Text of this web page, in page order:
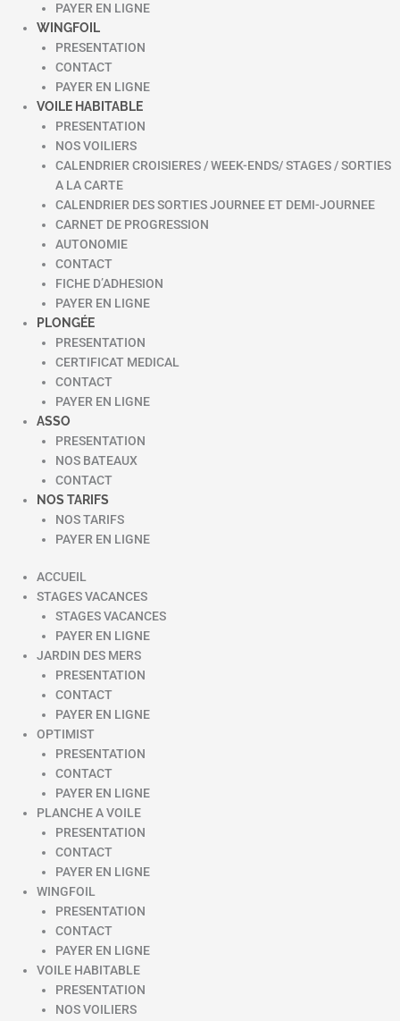
PAYER EN LIGNE
WINGFOIL
PRESENTATION
CONTACT
PAYER EN LIGNE
VOILE HABITABLE
PRESENTATION
NOS VOILIERS
CALENDRIER CROISIERES / WEEK-ENDS/ STAGES / SORTIES
A LA CARTE
CALENDRIER DES SORTIES JOURNEE ET DEMI-JOURNEE
CARNET DE PROGRESSION
AUTONOMIE
CONTACT
FICHE D’ADHESION
PAYER EN LIGNE
PLONGÉE
PRESENTATION
CERTIFICAT MEDICAL
CONTACT
PAYER EN LIGNE
ASSO
PRESENTATION
NOS BATEAUX
CONTACT
NOS TARIFS
NOS TARIFS
PAYER EN LIGNE
ACCUEIL
STAGES VACANCES
STAGES VACANCES
PAYER EN LIGNE
JARDIN DES MERS
PRESENTATION
CONTACT
PAYER EN LIGNE
OPTIMIST
PRESENTATION
CONTACT
PAYER EN LIGNE
PLANCHE A VOILE
PRESENTATION
CONTACT
PAYER EN LIGNE
WINGFOIL
PRESENTATION
CONTACT
PAYER EN LIGNE
VOILE HABITABLE
PRESENTATION
NOS VOILIERS